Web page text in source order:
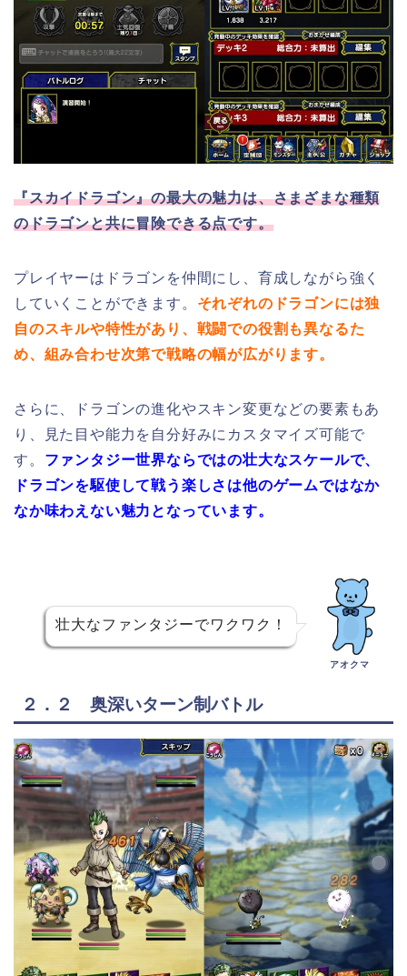
『スカイドラゴン』の最大の魅力は、さまざまな種類
のドラゴンと共に冒険できる点です。
プレイヤーはドラゴンを仲間にし、育成しながら強く
していくことができます。 それぞれのドラゴンには独
自のスキルや特性があり、戦闘での役割も異なるた
め、組み合わせ次第で戦略の幅が広がります。
さらに、ドラゴンの進化やスキン変更などの要素もあ
り、見た目や能力を自分好みにカスタマイズ可能で
す。 ファンタジー世界ならではの壮大なスケールで、
ドラゴンを駆使して戦う楽しさは他のゲームではなか
なか味わえない魅力となっています。
壮大なファンタジーでワクワク！
アオクマ
２．２ 奥深いターン制バトル